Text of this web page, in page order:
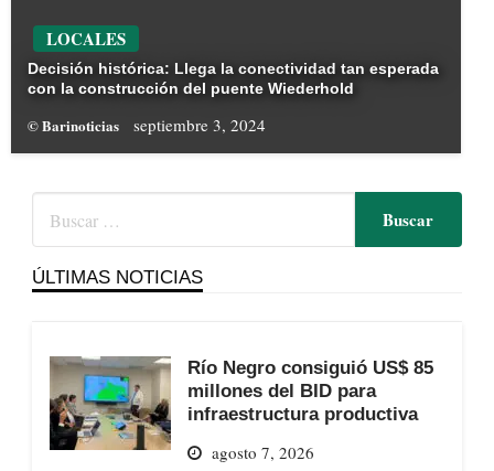
LOCALES
Decisión histórica: Llega la conectividad tan esperada
con la construcción del puente Wiederhold
© Barinoticias septiembre 3, 2024
ÚLTIMAS NOTICIAS
Río Negro consiguió US$ 85
millones del BID para
infraestructura productiva
agosto 7, 2026